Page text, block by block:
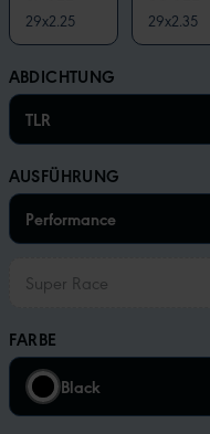
29x2.25 29x2.35
ABDICHTUNG
TLR
AUSFÜHRUNG
Performance
Super Race
FARBE
Black